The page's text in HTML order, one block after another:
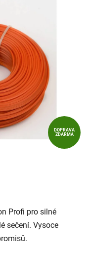
Profi pro silné
sečení. Vysoce
DOPRAVA
ZDARMA